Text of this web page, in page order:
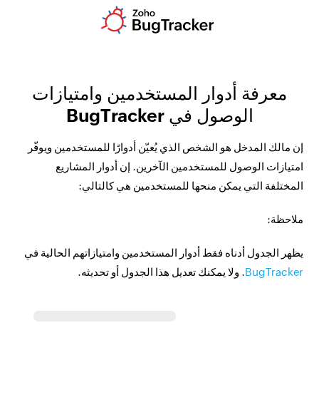
معرفة أدوار المستخدمين وامتيازات
الوصول في BugTracker
إن مالك المدخل هو الشخص الذي يُعيّن أدوارًا للمستخدمين ويوفّر
امتيازات الوصول للمستخدمين الآخرين. إن أدوار المشاريع
المختلفة التي يمكن منحها للمستخدمين هي كالتالي:
ملاحظة:
يظهر الجدول أدناه فقط أدوار المستخدمين وامتيازاتهم الحالية في
BugTracker. ولا يمكنك تعديل هذا الجدول أو تحديثه.